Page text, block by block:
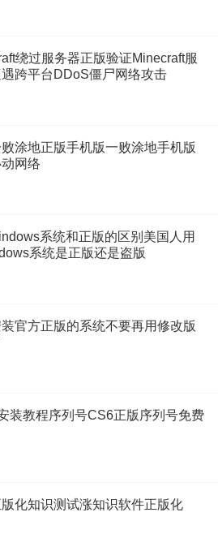
绕过服务器正版验证Minecraft服
跨平台DDoS僵尸网络攻击
败涂地正版手机版一败涂地手机版
网络
系统和正版的区别美国人用
系统是正版还是盗版
官方正版的系统不要再用修改版
装教程序列号CS6正版序列号免费
化知识测试涨知识软件正版化